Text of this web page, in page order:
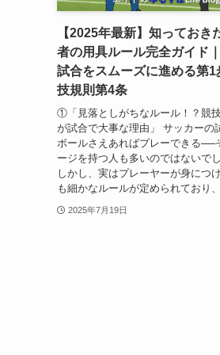
【2025年最新】知っておき
者の用具ルール完全ガイド
試合をスムーズに進める第1
技規則第4条
①「見落としがちなルール！？競
が試合で大事な理由」 サッカーの
ボールさえあればプレーできる──
ージを持つ人も多いのではないで
しかし、実はプレーヤーが身につ
も細かなルールが定められており、
2025年7月19日